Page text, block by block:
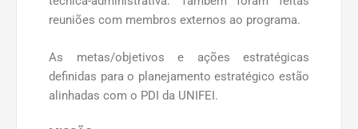
reuniões com membros externos ao programa.
As metas/objetivos e ações estratégicas
definidas para o planejamento estratégico estão
alinhadas com o PDI da UNIFEI.